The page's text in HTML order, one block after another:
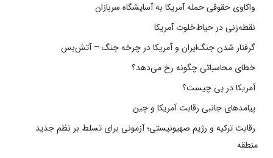
واکاوی حقوقی حمله آمریکا به آسایشگاه سربازان
نقطه‌زنی در حیاط‌خلوت آمریکا
گرفتار شدن جنگ‌ایران و آمریکا در چرخه جنگ – آتش‌بس
خطای محاسباتی چگونه رخ می‌دهد؟
آمریکا در پی چیست؟
پیامدهای جانبی رقابت آمریکا و چین
رقابت ترکیه و رژیم صهیونیستی؛ آزمونی برای تسلط بر نظم جدید
منطقه